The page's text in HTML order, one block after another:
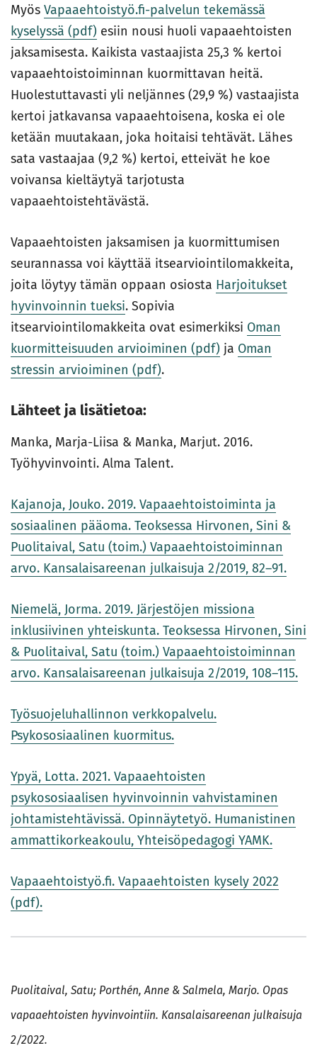
Myös Vapaaehtoistyö.fi-palvelun tekemässä
kyselyssä (pdf) esiin nousi huoli vapaaehtoisten
jaksamisesta. Kaikista vastaajista 25,3 % kertoi
vapaaehtoistoiminnan kuormittavan heitä.
Huolestuttavasti yli neljännes (29,9 %) vastaajista
kertoi jatkavansa vapaaehtoisena, koska ei ole
ketään muutakaan, joka hoitaisi tehtävät. Lähes
sata vastaajaa (9,2 %) kertoi, etteivät he koe
voivansa kieltäytyä tarjotusta
vapaaehtoistehtävästä.
Vapaaehtoisten jaksamisen ja kuormittumisen
seurannassa voi käyttää itsearviointilomakkeita,
joita löytyy tämän oppaan osiosta Harjoitukset
hyvinvoinnin tueksi. Sopivia
itsearviointilomakkeita ovat esimerkiksi Oman
kuormitteisuuden arvioiminen (pdf) ja Oman
stressin arvioiminen (pdf).
Lähteet ja lisätietoa:
Manka, Marja-Liisa & Manka, Marjut. 2016.
Työhyvinvointi. Alma Talent.
Kajanoja, Jouko. 2019. Vapaaehtoistoiminta ja
sosiaalinen pääoma. Teoksessa Hirvonen, Sini &
Puolitaival, Satu (toim.) Vapaaehtoistoiminnan
arvo. Kansalaisareenan julkaisuja 2/2019, 82–91.
Niemelä, Jorma. 2019. Järjestöjen missiona
inklusiivinen yhteiskunta. Teoksessa Hirvonen, Sini
& Puolitaival, Satu (toim.) Vapaaehtoistoiminnan
arvo. Kansalaisareenan julkaisuja 2/2019, 108–115.
Työsuojeluhallinnon verkkopalvelu.
Psykososiaalinen kuormitus.
Ypyä, Lotta. 2021. Vapaaehtoisten
psykososiaalisen hyvinvoinnin vahvistaminen
johtamistehtävissä. Opinnäytetyö. Humanistinen
ammattikorkeakoulu, Yhteisöpedagogi YAMK.
Vapaaehtoistyö.fi. Vapaaehtoisten kysely 2022
(pdf).
Puolitaival, Satu; Porthén, Anne & Salmela, Marjo. Opas
vapaaehtoisten hyvinvointiin. Kansalaisareenan julkaisuja
2/2022.